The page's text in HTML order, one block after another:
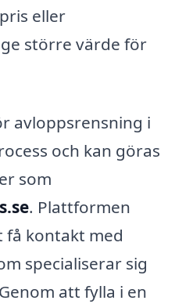
eller
större värde för
avloppsrensning i
och kan göras
som
. Plattformen
få kontakt med
specialiserar sig
att fylla i en